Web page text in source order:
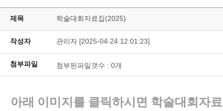
제목 학술대회자료집(2025)
작성자 관리자 [2025-04-24 12:01:23]
첨부파일 첨부된파일갯수 : 0개
아래 이미지를 클릭하시면 학술대회자료